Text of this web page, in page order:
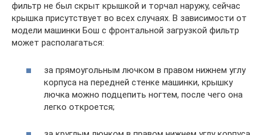
фильтр не был скрыт крышкой и торчал наружу, сейчас
крышка присутствует во всех случаях. В зависимости от
модели машинки Бош с фронтальной загрузкой фильтр
может располагаться:
за прямоугольным лючком в правом нижнем углу
корпуса на передней стенке машинки, крышку
лючка можно подцепить ногтем, после чего она
легко откроется;